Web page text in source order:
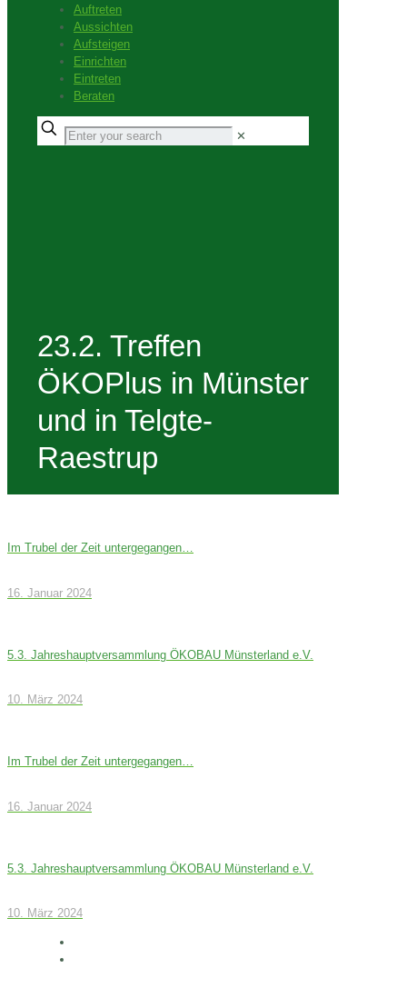
Auftreten
Aussichten
Aufsteigen
Einrichten
Eintreten
Beraten
✕
23.2. Treffen
ÖKOPlus in Münster
und in Telgte-
Raestrup
Im Trubel der Zeit untergegangen…
16. Januar 2024
5.3. Jahreshauptversammlung ÖKOBAU Münsterland e.V.
10. März 2024
Im Trubel der Zeit untergegangen…
16. Januar 2024
5.3. Jahreshauptversammlung ÖKOBAU Münsterland e.V.
10. März 2024